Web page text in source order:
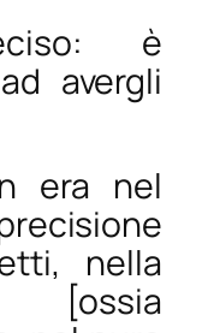
è
avergli
era nel
nella
[ossia